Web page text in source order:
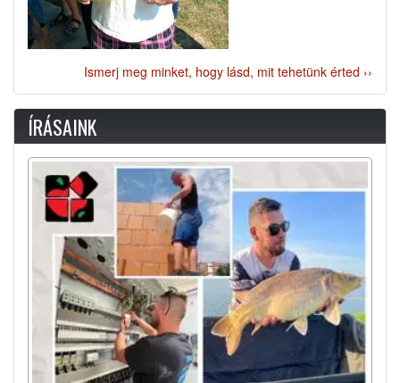
Ismerj meg minket, hogy lásd, mit tehetünk érted ››
ÍRÁSAINK